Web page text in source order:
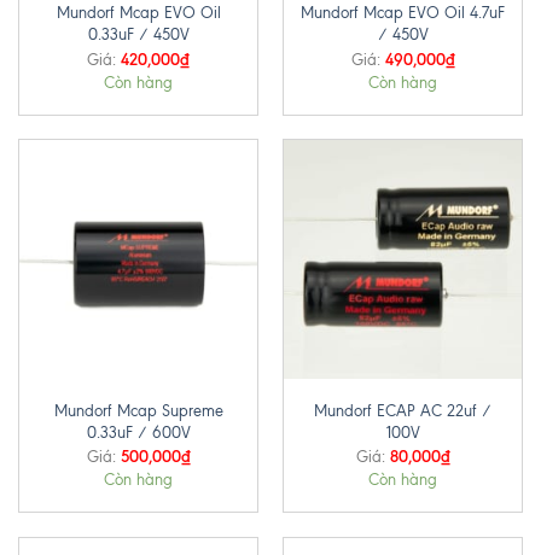
Mundorf Mcap EVO Oil
0.33uF / 450V
Giá: 420,000₫
Còn hàng
Mundorf Mcap EVO Oil 4.7uF
/ 450V
Giá: 490,000₫
Còn hàng
Mundorf Mcap Supreme
0.33uF / 600V
Giá: 500,000₫
Còn hàng
Mundorf ECAP AC 22uf /
100V
Giá: 80,000₫
Còn hàng